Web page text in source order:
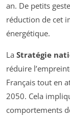
an. De petits
réduction de cet
énergétique.
La Stratégie
réduire
Français tout en
2050. Cela
comportements